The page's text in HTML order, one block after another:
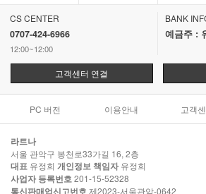
CS CENTER
0707-424-6966
12:00~12:00
고객센터 연결
BANK
예금주 :
PC 버전 이용안내 고객
라트나
서울 관악구 봉천로33가길 16, 2층
대표 유정희 개인정보 책임자 유정희
사업자 등록번호201-15-52328
통신판매업신고번호 제2023-서울관악-0642